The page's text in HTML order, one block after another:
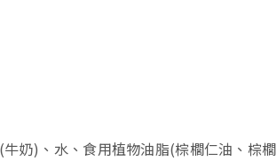
奶)、水、食用植物油脂(棕櫚仁油、棕櫚